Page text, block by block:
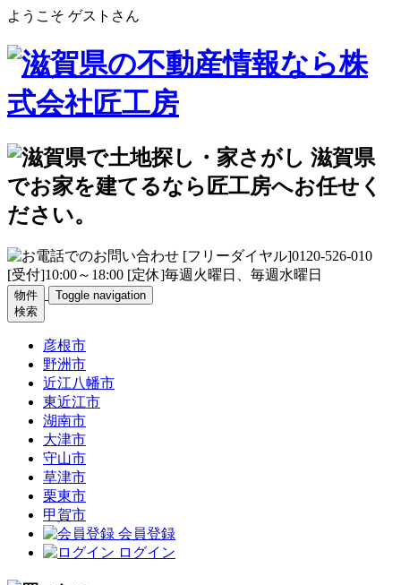
ようこそ ゲストさん
物件
検索
Toggle navigation
彦根市
野洲市
近江八幡市
東近江市
湖南市
大津市
守山市
草津市
栗東市
甲賀市
会員登録
ログイン